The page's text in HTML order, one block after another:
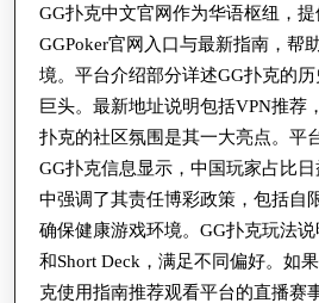
GG扑克中文官网作为华语枢纽，提
GGPoker官网入口与最新指南，帮
境。平台介绍部分详述GG扑克的
巨头。最新地址说明包括VPN推荐
扑克的社区氛围是其一大亮点。平
GG扑克信息显示，中国玩家占比
中强调了其责任博彩政策，包括自
确保健康游戏环境。GG扑克玩法
和Short Deck，满足不同偏好。如
克使用指南推荐观看平台的直播赛